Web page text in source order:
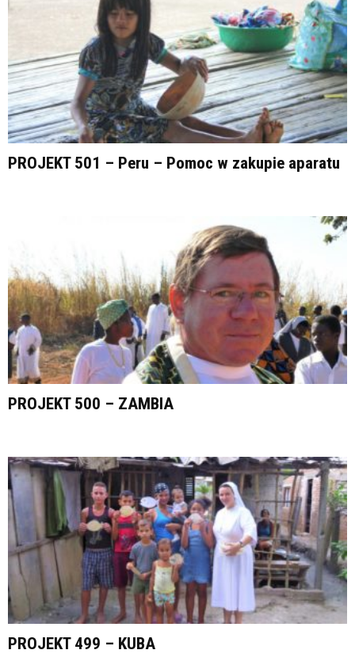
PROJEKT 501 – Peru – Pomoc w zakupie aparatu
PROJEKT 500 – ZAMBIA
PROJEKT 499 – KUBA